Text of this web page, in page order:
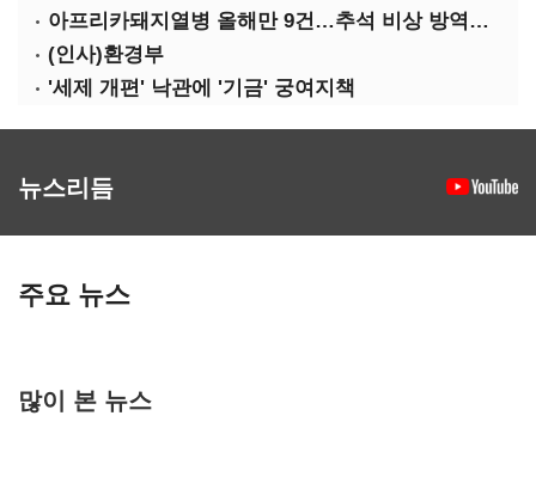
아프리카돼지열병 올해만 9건…추석 비상 방역에 '총력'
(인사)환경부
'세제 개편' 낙관에 '기금' 궁여지책
뉴스리듬
주요 뉴스
많이 본 뉴스